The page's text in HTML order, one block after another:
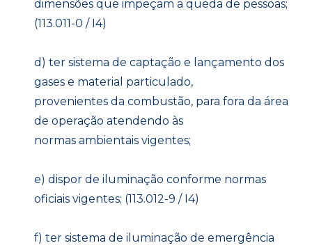
dimensões que impeçam a queda de pessoas;
(113.011-0 / I4)
d) ter sistema de captação e lançamento dos
gases e material particulado,
provenientes da combustão, para fora da área
de operação atendendo às
normas ambientais vigentes;
e) dispor de iluminação conforme normas
oficiais vigentes; (113.012-9 / I4)
f) ter sistema de iluminação de emergência